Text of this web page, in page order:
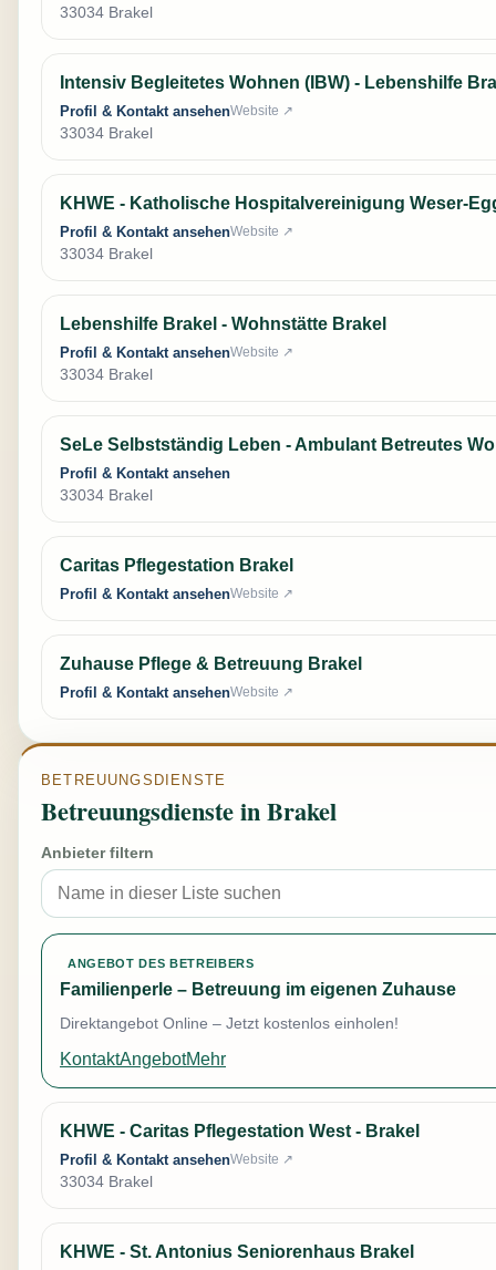
33034 Brakel
Intensiv Begleitetes Wohnen (IBW) - Lebenshilfe
Profil & Kontakt ansehenWebsite ↗
33034 Brakel
KHWE - Katholische Hospitalvereinigung Weser-
Profil & Kontakt ansehenWebsite ↗
33034 Brakel
Lebenshilfe Brakel - Wohnstätte Brakel
Profil & Kontakt ansehenWebsite ↗
33034 Brakel
SeLe Selbstständig Leben - Ambulant Betreutes
Profil & Kontakt ansehen
33034 Brakel
Caritas Pflegestation Brakel
Profil & Kontakt ansehenWebsite ↗
Zuhause Pflege & Betreuung Brakel
Profil & Kontakt ansehenWebsite ↗
BETREUUNGSDIENSTE
Betreuungsdienste in Brakel
Anbieter filtern
ANGEBOT DES BETREIBERS
Familienperle – Betreuung im eigenen Zuhause
Direktangebot Online – Jetzt kostenlos einholen!
KontaktAngebotMehr
KHWE - Caritas Pflegestation West - Brakel
Profil & Kontakt ansehenWebsite ↗
33034 Brakel
KHWE - St. Antonius Seniorenhaus Brakel